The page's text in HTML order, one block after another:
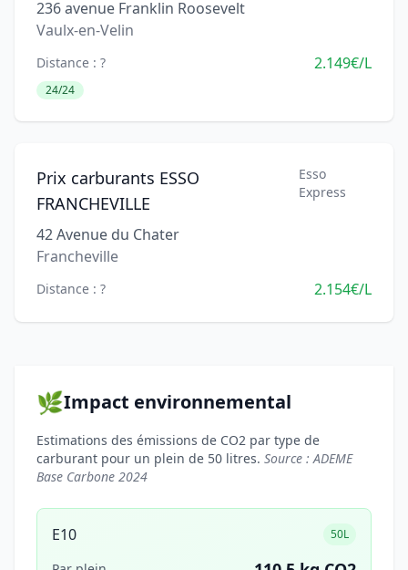
236 avenue Franklin Roosevelt
Vaulx-en-Velin
Distance : ? 2.149€/L
24/24
Prix carburants ESSO
FRANCHEVILLE
Esso
Express
42 Avenue du Chater
Francheville
Distance : ? 2.154€/L
🌿Impact environnemental
Estimations des émissions de CO2 par type de
carburant pour un plein de 50 litres. Source : ADEME
Base Carbone 2024
E10 50L